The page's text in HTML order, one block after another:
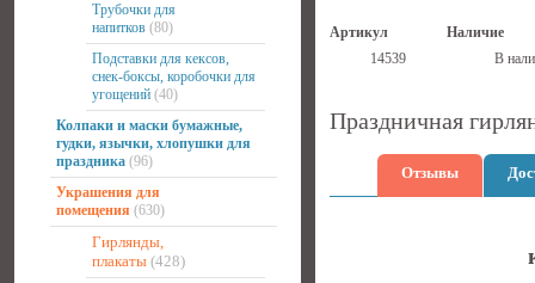
Трубочки для
напитков (80)
Подставки для кексов,
снек-боксы, коробочки для
угощений (40)
Колпаки и маски бумажные,
гудки, язычки, хлопушки для
праздника (96)
Украшения для
помещения (630)
Гирлянды,
плакаты (428)
Артикул
Наличие
14539
В
Праздничная
Отзывы